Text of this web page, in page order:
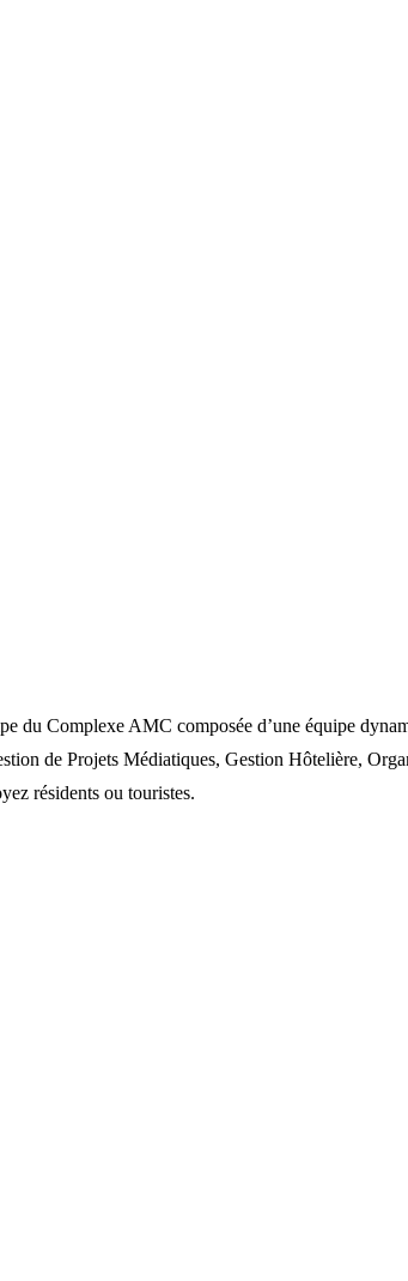
du Complexe AMC composée d’une équipe
de Projets Médiatiques, Gestion Hôtelière,
résidents ou touristes.